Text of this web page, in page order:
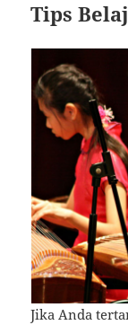
Tips
Jika Anda